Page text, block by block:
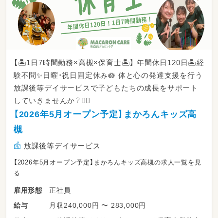
【🏝️1日7時間勤務×高槻×保育士🏝️】 年間休日120日🏝️経
験不問✨日曜・祝日固定休み🪷 体と心の発達支援を行う
放課後等デイサービスで子どもたちの成長をサポート
していきませんか？🙆‍♂️
【2026年5月オープン予定】まかろんキッズ高
槻
放課後等デイサービス
【2026年5月オープン予定】まかろんキッズ高槻の求人一覧を見
る
雇用形態
正社員
給与
月収240,000円 〜 283,000円